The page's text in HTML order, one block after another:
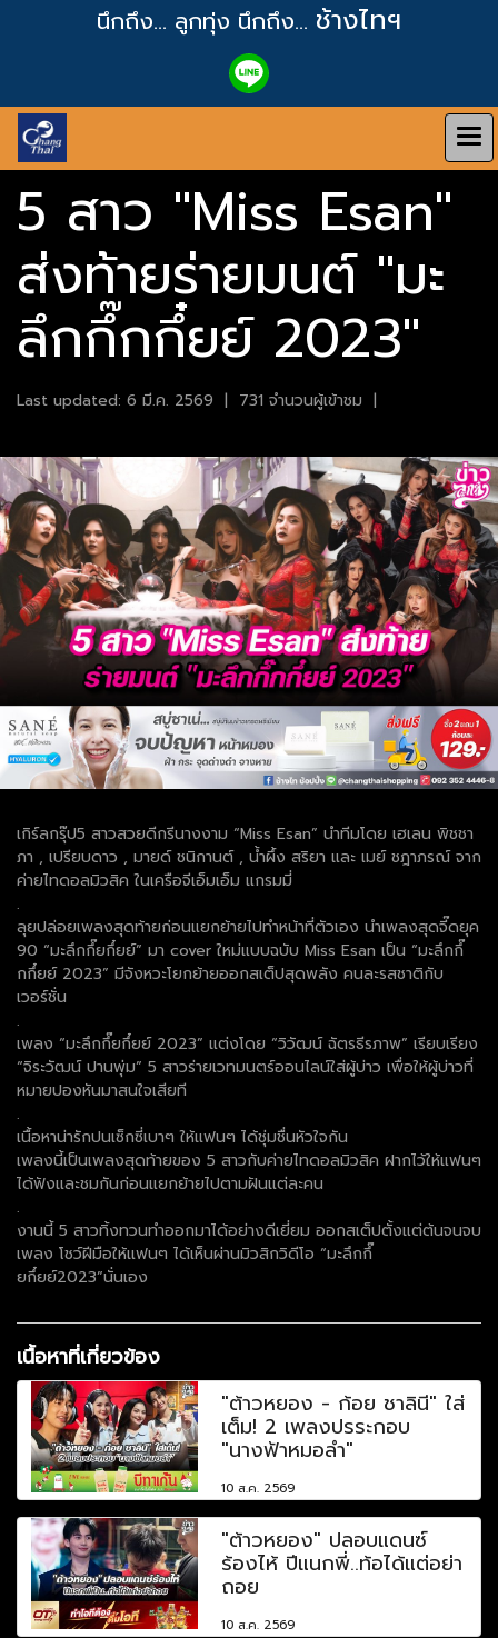
นึกถึง... ลูกทุ่ง นึกถึง... ช้างไทฯ
5 สาว "Miss Esan"
ส่งท้ายร่ายมนต์ "มะ
ลึกกึ๊กกึ๋ยย์ 2023"
Last updated: 6 มี.ค. 2569 | 731 จำนวนผู้เข้าชม |
เกิร์ลกรุ๊ป5 สาวสวยดีกรีนางงาม “Miss Esan” นำทีมโดย เฮเลน พิชชา
ภา , เปรียบดาว , มายด์ ชนิกานต์ , น้ำผึ้ง สริยา และ เมย์ ชฎาภรณ์ จาก
ค่ายไทดอลมิวสิค ในเครือจีเอ็มเอ็ม แกรมมี่
.
ลุยปล่อยเพลงสุดท้ายก่อนแยกย้ายไปทำหน้าที่ตัวเอง นำเพลงสุดจี๊ดยุค
90 “มะลึกกึ๊ยกึ๋ยย์” มา cover ใหม่แบบฉบับ Miss Esan เป็น “มะลึกกึ๊
กกึ๋ยย์ 2023” มีจังหวะโยกย้ายออกสเต็ปสุดพลัง คนละรสชาติกับ
เวอร์ชั่น
.
เพลง “มะลึกกึ๊ยกึ๋ยย์ 2023” แต่งโดย “วิวัฒน์ ฉัตรธีรภาพ” เรียบเรียง
“จิระวัฒน์ ปานพุ่ม” 5 สาวร่ายเวทมนตร์ออนไลน์ใส่ผู้บ่าว เพื่อให้ผู้บ่าวที่
หมายปองหันมาสนใจเสียที
.
เนื้อหาน่ารักปนเซ็กซี่เบาๆ ให้แฟนๆ ได้ชุ่มชื่นหัวใจกัน
เพลงนี้เป็นเพลงสุดท้ายของ 5 สาวกับค่ายไทดอลมิวสิค ฝากไว้ให้แฟนๆ
ได้ฟังและชมกันก่อนแยกย้ายไปตามฝันแต่ละคน
.
งานนี้ 5 สาวทิ้งทวนทำออกมาได้อย่างดีเยี่ยม ออกสเต็ปตั้งแต่ต้นจนจบ
เพลง โชว์ฝีมือให้แฟนๆ ได้เห็นผ่านมิวสิกวิดีโอ “มะลึกกึ๊
ยกึ๋ยย์2023”นั่นเอง
เนื้อหาที่เกี่ยวข้อง
"ต้าวหยอง - ก้อย ชาลินี" ใส่
เต็ม! 2 เพลงปรระกอบ
"นางฟ้าหมอลำ"
10 ส.ค. 2569
"ต้าวหยอง" ปลอบแดนซ์
ร้องไห้ ปีแนกพี่..ท้อได้แต่อย่า
ถอย
10 ส.ค. 2569